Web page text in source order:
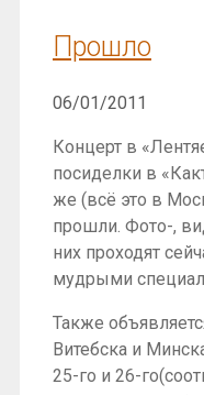
Прошло
06/01/2011
Концерт в
посиделки в
же (всё это в
прошли. Фото-,
них проходят
мудрыми
Также
Витебска и
25-го и 26-